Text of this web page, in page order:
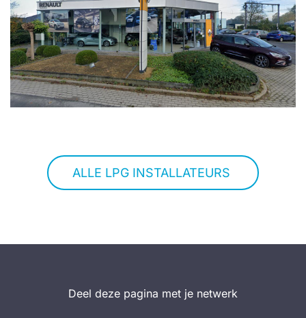
ALLE LPG INSTALLATEURS
Deel deze pagina met je netwerk